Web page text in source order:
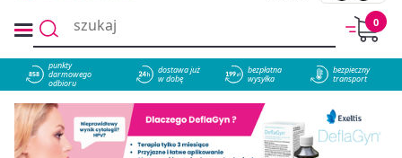
0
858
punkty
darmowego
odbioru
dostawa już
w dobę
bezpłatna
wysyłka
bezpieczny
transport